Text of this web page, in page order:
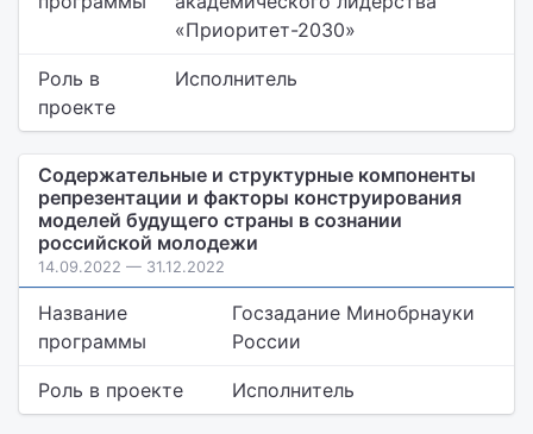
«Приоритет-2030»
Роль в
проекте
Исполнитель
Содержательные и структурные компоненты
репрезентации и факторы конструирования
моделей будущего страны в сознании
российской молодежи
14.09.2022 — 31.12.2022
Название
программы
Госзадание Минобрнауки
России
Роль в проекте Исполнитель